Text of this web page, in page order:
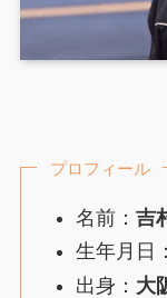
プロフィール
名前：吉
生年月日：
出身： 大